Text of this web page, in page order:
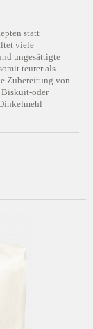
statt
viele
ungesättigte
teurer als
Zubereitung von
Biskuit-oder